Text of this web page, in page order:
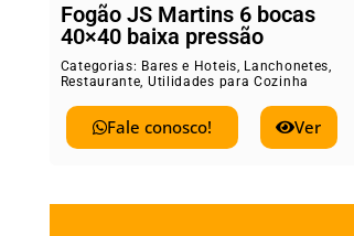
Fogão JS Martins 6 bocas
40×40 baixa pressão
Categorias: Bares e Hoteis, Lanchonetes,
Restaurante, Utilidades para Cozinha
Fale conosco! Ver